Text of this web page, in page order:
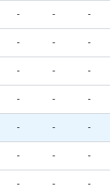
- - -
- - -
- - -
- - -
- - -
- - -
- - -